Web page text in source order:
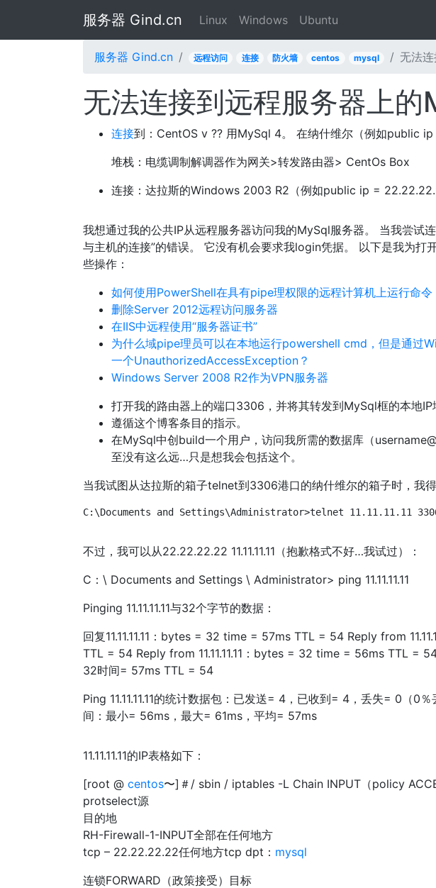
服务器 Gind.cn Linux Windows Ubuntu
服务器 Gind.cn 远程访问 连接 防火墙 centos mysql 无法
无法连接到远程服务器上
连接到：CentOS v ?? 用MySql 4。 在纳什维尔（例如public ip =
堆栈：电缆调制解调器作为网关>转发路由器> CentOs Box
连接：达拉斯的Windows 2003 R2（例如public ip =
我想通过我的公共IP从远程服务器访问我的MySql服务器。 当我尝试
与主机的连接”的错误。 它没有机会要求我login凭据。 以下是我为打
些操作：
如何使用PowerShell在具有pipe理权限的远程计算机上运行命令
删除Server 2012远程访问服务器
在IIS中远程使用“服务器证书”
为什么域pipe理员可以在本地运行powershell cmd，但是通过
一个UnauthorizedAccessException？
Windows Server 2008 R2作为VPN服务器
打开我的路由器上的端口3306，并将其转发到MySql框的本地IP
遵循这个博客条目的指示。
在MySql中创build一个用户，访问我所需的数据库（
至没有这么远…只是想我会包括这个。
当我试图从达拉斯的箱子telnet到3306港口的纳什维尔的箱子时，我得
C:\Documents and Settings\Administrator>telnet 11.11.11.11
不过，我可以从22.22.22.22 11.11.11.11（抱歉格式不好…我试过）：
C：\ Documents and Settings \ Administrator> ping 11.11.11.11
Pinging 11.11.11.11与32个字节的数据：
回复11.11.11.11：bytes = 32 time = 57ms TTL = 54 Reply from
TTL = 54 Reply from 11.11.11.11：bytes = 32 time = 56ms TTL = 54
32时间= 57ms TTL = 54
Ping 11.11.11.11的统计数据包：已发送= 4，已收到= 4，丢失= 0（0
间：最小= 56ms，最大= 61ms，平均= 57ms
11.11.11.11的IP表格如下：
[root @ centos〜]＃/ sbin / iptables -L Chain INPUT（policy
protselect源
目的地
RH-Firewall-1-INPUT全部在任何地方
tcp – 22.22.22.22任何地方tcp dpt： mysql
连锁FORWARD（政策接受）目标